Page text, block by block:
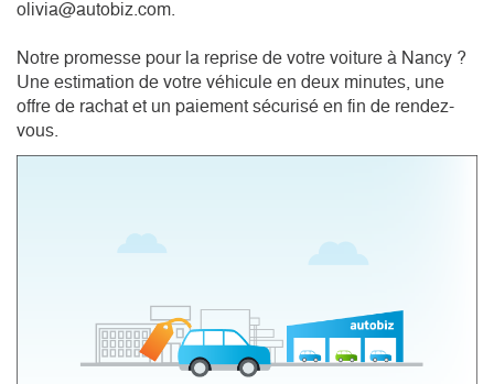
olivia@autobiz.com.
Notre promesse pour la reprise de votre voiture à Nancy ?
Une estimation de votre véhicule en deux minutes, une
offre de rachat et un paiement sécurisé en fin de rendez-
vous.